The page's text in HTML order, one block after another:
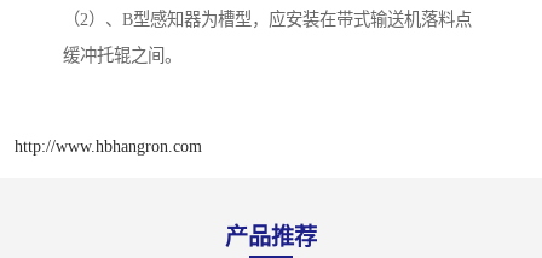
（2）、B型感知器为槽型，应安装在带式输送机落料点
缓冲托辊之间。
http://www.hbhangron.com
产品推荐